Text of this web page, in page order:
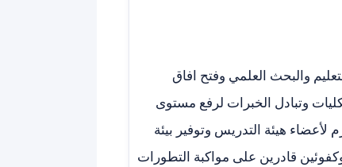
والبحث العلمي وفتح افاق
وتبادل الخبرات لرفع مستوى
لأعضاء هيئة التدريس وتوفير بيئة
قادرين على مواكبة التطورات